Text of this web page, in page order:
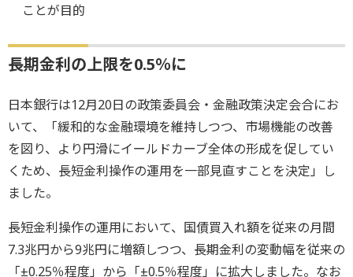
ことが目的
長期金利の上限を0.5％に
日本銀行は12月20日の政策委員会・金融政策決定会合にお
いて、「緩和的な金融環境を維持しつつ、市場機能の改善
を図り、より円滑にイールドカーブ全体の形成を促してい
くため、長短金利操作の運用を一部見直すことを決定」し
ました。
長短金利操作の運用において、国債買入れ額を従来の月間
7.3兆円から9兆円に増額しつつ、長期金利の変動幅を従来の
「±0.25％程度」から「±0.5％程度」に拡大しました。なお